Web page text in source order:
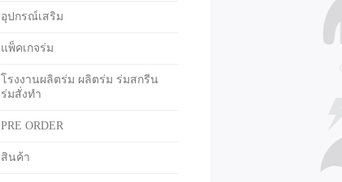
อุปกรณ์เสริม
แพ็คเกจร่ม
โรงงานผลิตร่ม ผลิตร่ม ร่มสกรีน
ร่มสั่งทำ
PRE ORDER
สินค้า